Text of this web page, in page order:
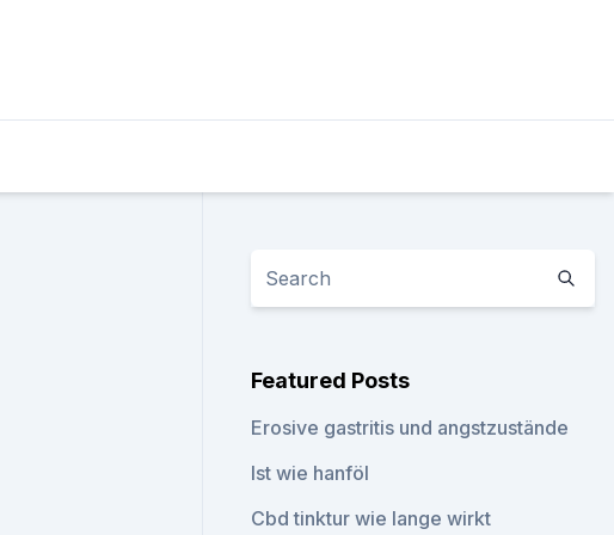
Featured Posts
Erosive gastritis und angstzustände
Ist wie hanföl
Cbd tinktur wie lange wirkt